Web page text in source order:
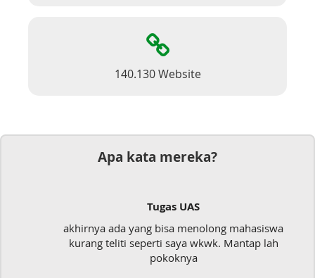
140.130 Website
Apa kata mereka?
Tugas UAS
akhirnya ada yang bisa menolong mahasiswa
kurang teliti seperti saya wkwk. Mantap lah
pokoknya